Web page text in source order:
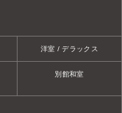
洋室 / デラックス
別館和室